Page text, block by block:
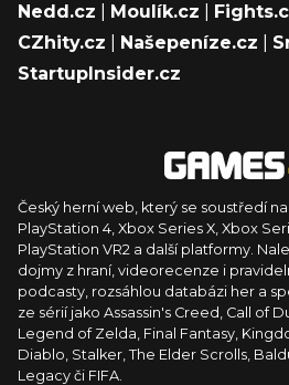
Nedd.cz
Moulík.cz
CZhity.cz
Našepeníze.cz
StartupInsider.cz
Český herní web, který se soustředí
PlayStation 4, Xbox Series X, Xbox
PlayStation VR2 a další platformy.
dojmy z hraní, videorecenze i
podcasty, rozsáhlou databázi her a
ze sérií jako Assassin's Creed, Call of
Legend of Zelda, Final Fantasy,
Diablo, Stalker, The Elder Scrolls,
Legacy či FIFA.